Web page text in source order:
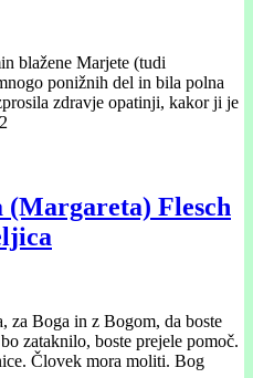
blažene Marjete (tudi
ponižnih del in bila polna
zdravje opatinji, kakor ji je
(Margareta) Flesch
za Boga in z Bogom, da boste
zataknilo, boste prejele pomoč.
Človek mora moliti. Bog